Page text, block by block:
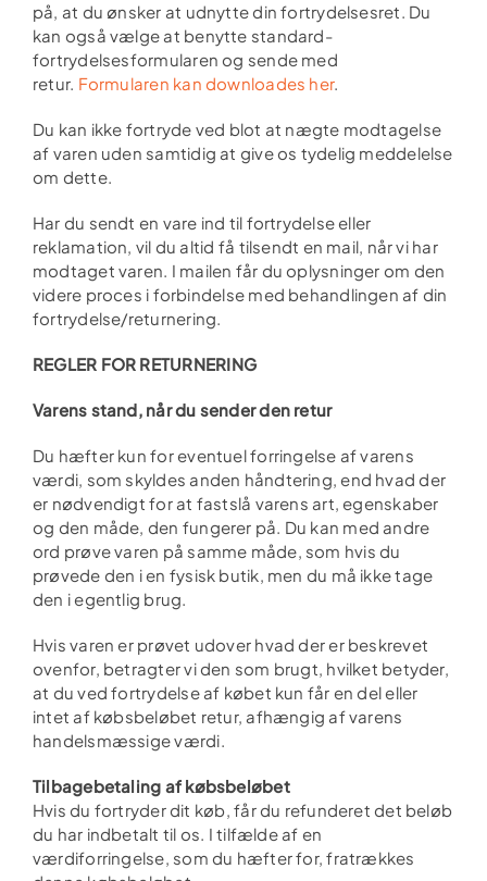
på, at du ønsker at udnytte din fortrydelsesret. Du
kan også vælge at benytte standard-
fortrydelsesformularen og sende med
retur. Formularen kan downloades her.
Du kan ikke fortryde ved blot at nægte modtagelse
af varen uden samtidig at give os tydelig meddelelse
om dette.
Har du sendt en vare ind til fortrydelse eller
reklamation, vil du altid få tilsendt en mail, når vi har
modtaget varen. I mailen får du oplysninger om den
videre proces i forbindelse med behandlingen af din
fortrydelse/returnering.
REGLER FOR RETURNERING
Varens stand, når du sender den retur
Du hæfter kun for eventuel forringelse af varens
værdi, som skyldes anden håndtering, end hvad der
er nødvendigt for at fastslå varens art, egenskaber
og den måde, den fungerer på. Du kan med andre
ord prøve varen på samme måde, som hvis du
prøvede den i en fysisk butik, men du må ikke tage
den i egentlig brug.
Hvis varen er prøvet udover hvad der er beskrevet
ovenfor, betragter vi den som brugt, hvilket betyder,
at du ved fortrydelse af købet kun får en del eller
intet af købsbeløbet retur, afhængig af varens
handelsmæssige værdi.
Tilbagebetaling af købsbeløbet
Hvis du fortryder dit køb, får du refunderet det beløb
du har indbetalt til os. I tilfælde af en
værdiforringelse, som du hæfter for, fratrækkes